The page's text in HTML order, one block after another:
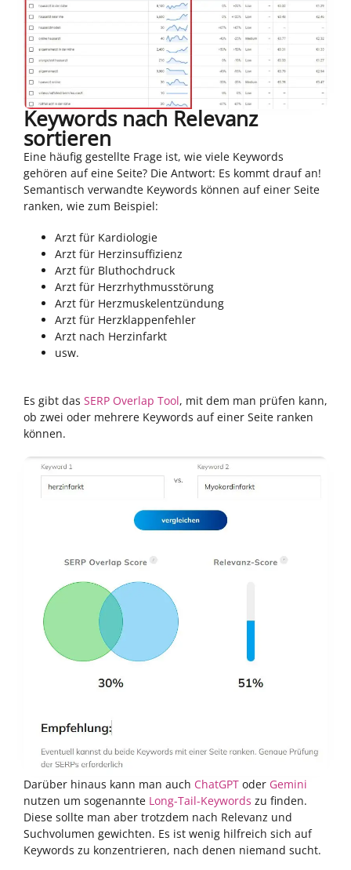
Keywords nach Relevanz
sortieren
Eine häufig gestellte Frage ist, wie viele Keywords
gehören auf eine Seite? Die Antwort: Es kommt drauf an!
Semantisch verwandte Keywords können auf einer Seite
ranken, wie zum Beispiel:
Arzt für Kardiologie
Arzt für Herzinsuffizienz
Arzt für Bluthochdruck
Arzt für Herzrhythmusstörung
Arzt für Herzmuskelentzündung
Arzt für Herzklappenfehler
Arzt nach Herzinfarkt
usw.
Es gibt das SERP Overlap Tool, mit dem man prüfen kann,
ob zwei oder mehrere Keywords auf einer Seite ranken
können.
Darüber hinaus kann man auch ChatGPT oder Gemini
nutzen um sogenannte Long-Tail-Keywords zu finden.
Diese sollte man aber trotzdem nach Relevanz und
Suchvolumen gewichten. Es ist wenig hilfreich sich auf
Keywords zu konzentrieren, nach denen niemand sucht.